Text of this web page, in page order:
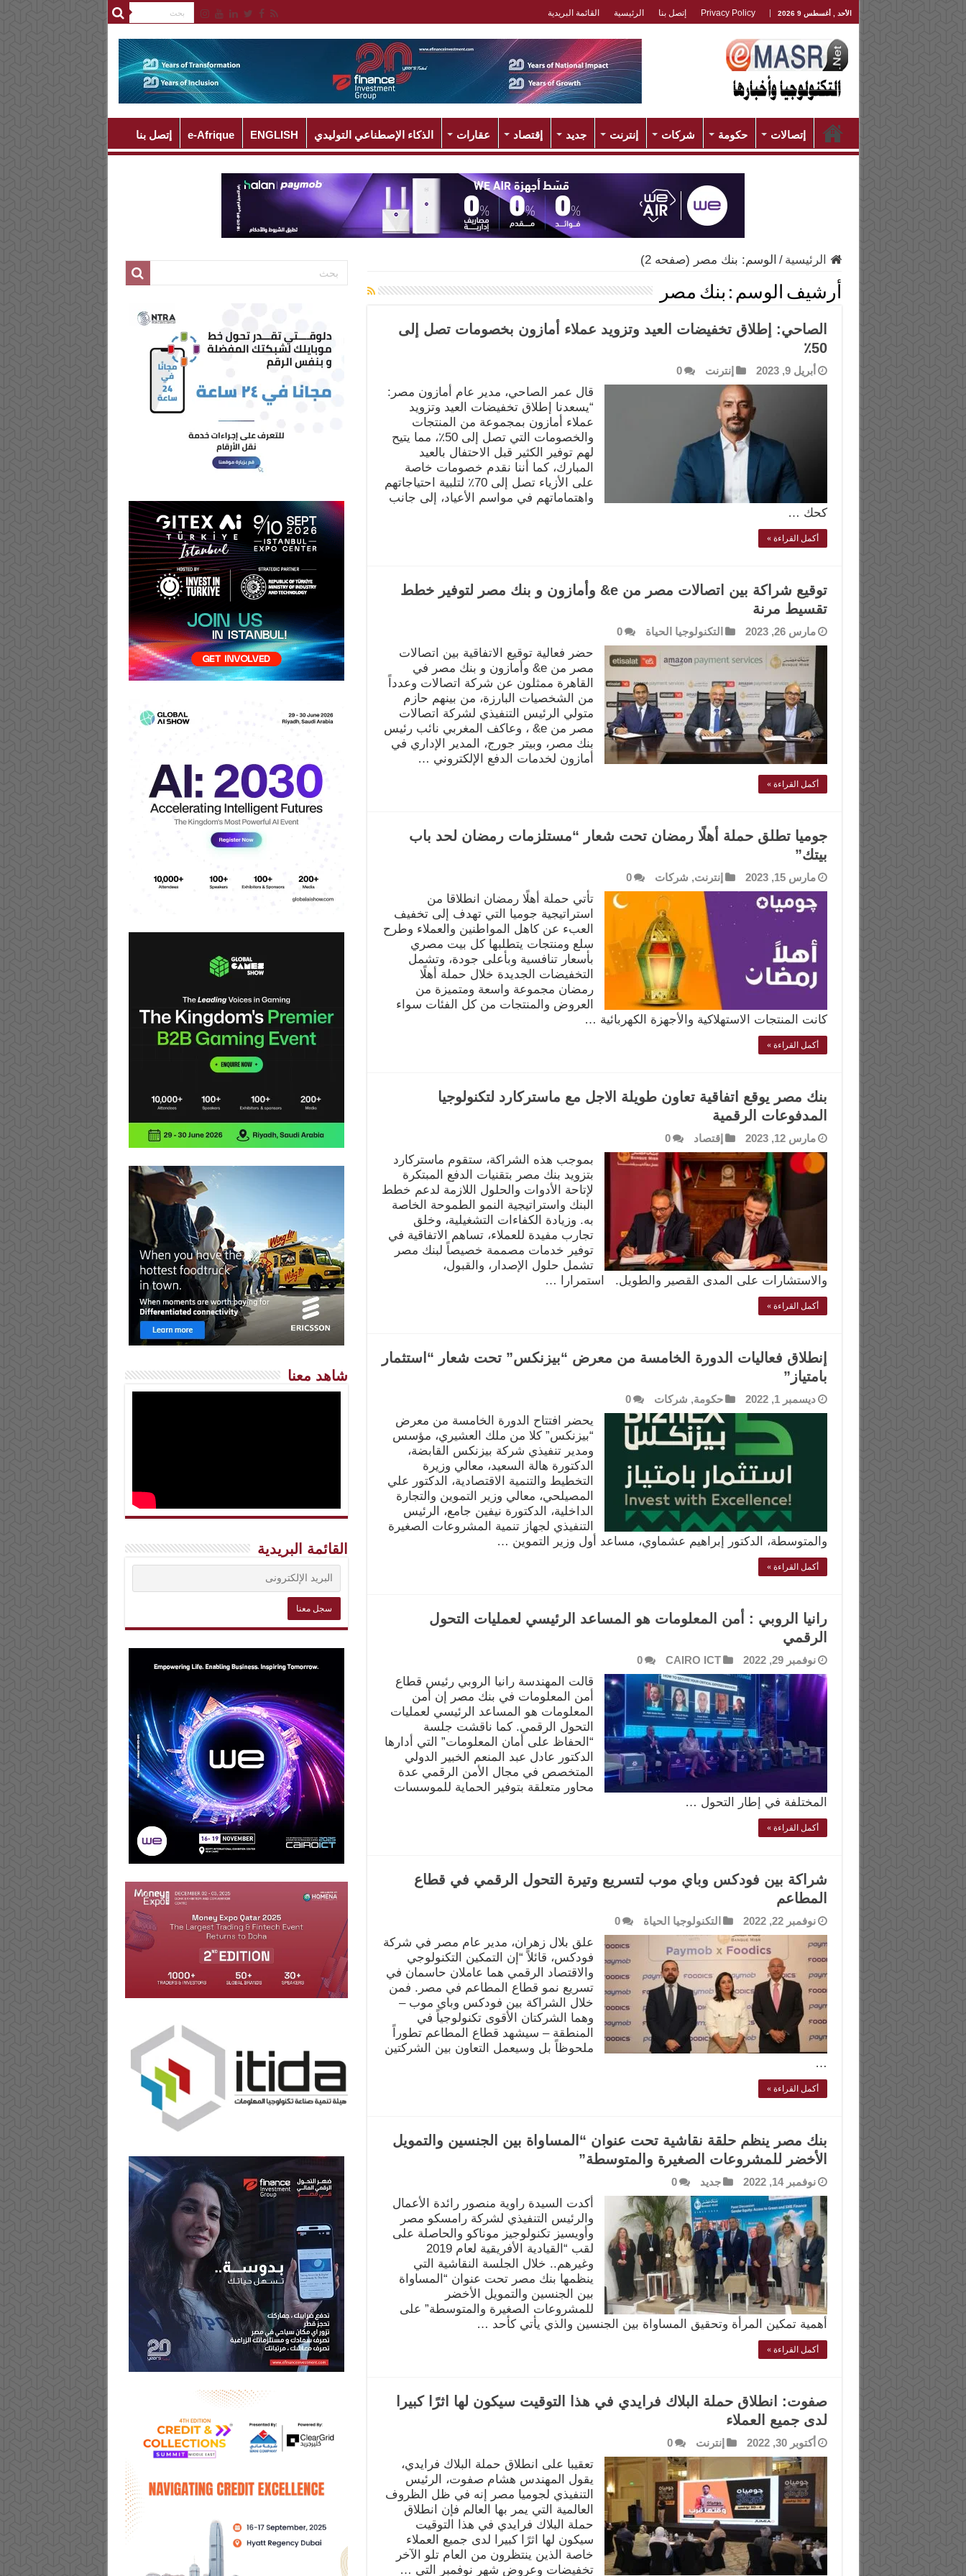
الأحد , أغسطس 9 2026 Privacy Policy إتصل بنا الرئيسية القائمة البريدية
إتصالات حكومة شركات إنترنت جديد إقتصاد عقارات الذكاء الإصطناعي التوليدي ENGLISH
e-Afrique إتصل بنا
الرئيسية / الوسم: بنك مصر (صفحه 2)
أرشيف الوسم : بنك مصر
الصاحي: إطلاق تخفيضات العيد وتزويد عملاء أمازون بخصومات تصل إلى
50٪
أبريل 9, 2023 إنترنت 0
قال عمر الصاحي، مدير عام أمازون مصر:
“يسعدنا إطلاق تخفيضات العيد وتزويد
عملاء أمازون بمجموعة من المنتجات
والخصومات التي تصل إلى 50٪، مما يتيح
لهم توفير الكثير قبل الاحتفال بالعيد
المبارك، كما أننا نقدم خصومات خاصة
على الأزياء تصل إلى 70٪ لتلبية احتياجاتهم
واهتماماتهم في مواسم الأعياد، إلى جانب
كحك …
أكمل القراءة »
توقيع شراكة بين اتصالات مصر من e& وأمازون و بنك مصر لتوفير خطط
تقسيط مرنة
مارس 26, 2023 التكنولوجيا الحياة 0
حضر فعالية توقيع الاتفاقية بين اتصالات
مصر من e& وأمازون و بنك مصر في
القاهرة ممثلون عن شركة اتصالات وعدداً
من الشخصيات البارزة، من بينهم حازم
متولي الرئيس التنفيذي لشركة اتصالات
مصر من e& ، وعاكف المغربي نائب رئيس
بنك مصر، وبيتر جورج، المدير الإداري في
أمازون لخدمات الدفع الإلكتروني …
أكمل القراءة »
جوميا تطلق حملة أهلًا رمضان تحت شعار “مستلزمات رمضان لحد باب
بيتك”
مارس 15, 2023 إنترنت, شركات 0
تأتي حملة أهلًا رمضان انطلاقا من
استراتيجية جوميا التي تهدف إلى تخفيف
العبء عن كاهل المواطنين والعملاء وطرح
سلع ومنتجات يتطلبها كل بيت مصري
بأسعار تنافسية وبأعلى جودة، وتشمل
التخفيضات الجديدة خلال حملة أهلًا
رمضان مجموعة واسعة ومتميزة من
العروض والمنتجات من كل الفئات سواء
كانت المنتجات الاستهلاكية والأجهزة الكهربائية …
أكمل القراءة »
بنك مصر يوقع اتفاقية تعاون طويلة الاجل مع ماستركارد لتكنولوجيا
المدفوعات الرقمية
مارس 12, 2023 إقتصاد 0
بموجب هذه الشراكة، ستقوم ماستركارد
بتزويد بنك مصر بتقنيات الدفع المبتكرة
لإتاحة الأدوات والحلول اللازمة لدعم خطط
البنك واستراتيجية النمو الطموحة الخاصة
به. وزيادة الكفاءات التشغيلية، وخلق
تجارب مفيدة للعملاء، تساهم الاتفاقية في
توفير خدمات مصممة خصيصاً لبنك مصر
تشمل حلول الإصدار، والقبول،
والاستشارات على المدى القصير والطويل. استمرارا …
أكمل القراءة »
إنطلاق فعاليات الدورة الخامسة من معرض “بيزنكس” تحت شعار “استثمار
بامتياز”
ديسمبر 1, 2022 حكومة, شركات 0
يحضر افتتاح الدورة الخامسة من معرض
“بيزنكس” كلا من ملك العشيري، مؤسس
ومدير تنفيذي شركة بيزنكس القابضة،
الدكتورة هالة السعيد، معالي وزيرة
التخطيط والتنمية الاقتصادية، الدكتور علي
المصيلحي، معالي وزير التموين والتجارة
الداخلية، الدكتورة نيفين جامع، الرئيس
التنفيذي لجهاز تنمية المشروعات الصغيرة
والمتوسطة، الدكتور إبراهيم عشماوي، مساعد أول وزير التموين …
أكمل القراءة »
رانيا الروبي : أمن المعلومات هو المساعد الرئيسي لعمليات التحول
الرقمي
نوفمبر 29, 2022 CAIRO ICT
0
قالت المهندسة رانيا الروبي رئيس قطاع
أمن المعلومات في بنك مصر إن أمن
المعلومات هو المساعد الرئيسي لعمليات
التحول الرقمي. كما ناقشت جلسة
“الحفاظ على أمان المعلومات” التي أدارها
الدكتور عادل عبد المنعم الخبير الدولي
المتخصص في مجال الأمن الرقمي عدة
محاور متعلقة بتوفير الحماية للموسسات
المختلفة في إطار التحول …
أكمل القراءة »
شراكة بين فودكس وباي موب لتسريع وتيرة التحول الرقمي في قطاع
المطاعم
نوفمبر 22, 2022 التكنولوجيا الحياة 0
علق بلال زهران، مدير عام مصر في شركة
فودكس، قائلاً “إن التمكين التكنولوجي
والاقتصاد الرقمي هما عاملان حاسمان في
تسريع نمو قطاع المطاعم في مصر. فمن
خلال الشراكة بين فودكس وباي موب –
وهما الشركتان الأقوى تكنولوجياً في
المنطقة – سيشهد قطاع المطاعم تطوراً
ملحوظاً بل وسيعمل التعاون بين الشركتين
…
أكمل القراءة »
بنك مصر ينظم حلقة نقاشية تحت عنوان “المساواة بين الجنسين والتمويل
الأخضر للمشروعات الصغيرة والمتوسطة”
نوفمبر 14, 2022 جديد 0
أكدت السيدة راوية منصور رائدة الأعمال
والرئيس التنفيذي لشركة رامسكو مصر
وأويسيز تكنولوجيز موناكو والحاصلة على
لقب “القيادية الأفريقية لعام 2019
وغيرهم.. خلال الجلسة النقاشية التي
ينظمها بنك مصر تحت عنوان “المساواة
بين الجنسين والتمويل الأخضر
للمشروعات الصغيرة والمتوسطة” على
أهمية تمكين المرأة وتحقيق المساواة بين الجنسين والذي يأتي كأحد …
أكمل القراءة »
صفوت: انطلاق حملة البلاك فرايدي في هذا التوقيت سيكون لها اثرًا كبيرا
لدى جميع العملاء
أكتوبر 30, 2022 إنترنت 0
تعقيبا على انطلاق حملة البلاك فرايدي،
يقول المهندس هشام صفوت، الرئيس
التنفيذي لجوميا مصر إنه في ظل الظروف
العالمية التي يمر بها العالم فإن انطلاق
حملة البلاك فرايدي في هذا التوقيت
سيكون لها اثرًا كبيرا لدى جميع العملاء
خاصة الذين ينتظرون من العام تلو الآخر
تخفيضات وعروض شهر نوفمبر التي …
شاهد معنا
القائمة البريدية